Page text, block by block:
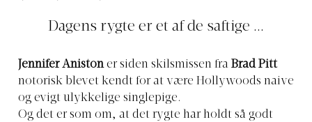
Dagens rygte er et af de saftige ...
Jennifer Anistoner siden skilsmissen fra Brad Pitt
notorisk blevet kendt for at være Hollywoods naive
og evigt ulykkelige singlepige.
Og det er som om, at det rygte har holdt så godt